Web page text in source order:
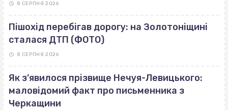
8 СЕРПНЯ 2026
Пішохід перебігав дорогу: на Золотоніщині
сталася ДТП (ФОТО)
8 СЕРПНЯ 2026
Як з’явилося прізвище Нечуя-Левицького:
маловідомий факт про письменника з
Черкащини